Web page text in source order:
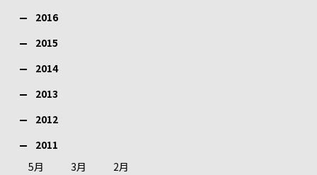
2016
2015
2014
2013
2012
2011
5月
3月 2月